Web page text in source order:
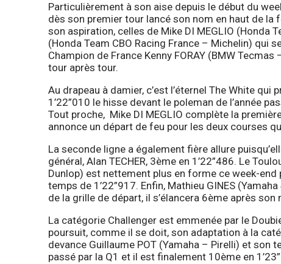
Particulièrement à son aise depuis le début du
dès son premier tour lancé son nom en haut de
son aspiration, celles de Mike DI MEGLIO (Honda
(Honda Team CBO Racing France – Michelin) qui
Champion de France Kenny FORAY (BMW
tour après tour.
Au drapeau à damier, c’est l’éternel The White
1’22”010 le hisse devant le poleman de l’année
Tout proche, Mike DI MEGLIO complète la
annonce un départ de feu pour les deux courses
La seconde ligne a également fière allure
général, Alan TECHER, 3ème en 1’22”486. Le
Dunlop) est nettement plus en forme ce week-end
temps de 1’22”917. Enfin, Mathieu GINES
de la grille de départ, il s’élancera 6ème après son
La catégorie Challenger est emmenée par le
poursuit, comme il se doit, son adaptation à la
devance Guillaume POT (Yamaha – Pirelli) et son
passé par la Q1 et il est finalement 10ème en